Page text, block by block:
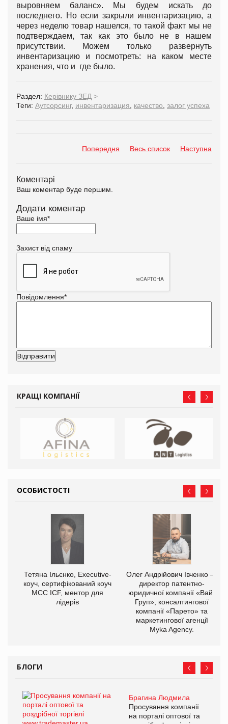
выровняем баланс». Мы будем искать до
последнего. Но если закрыли инвентаризацию, а
через неделю товар нашелся, то такой факт мы не
подтверждаем, так как это было не в нашем
присутствии. Можем только развернуть
инвентаризацию и посмотреть: на каком месте
хранения, что и где было.
Раздел: Керівнику ЗЕД >
Теги: Аутсорсинг, инвентаризация качество залог успеха
Попередня Весь список Наступна
Коментарі
Ваш коментар буде першим.
Додати коментар
Ваше імя*
Захист від спаму
Повідомлення*
КРАЩІ КОМПАНІЇ
ОСОБИСТОСТІ
Тетяна Ільєнко, Executive-
коуч, сертифікований коуч
МСС ICF, ментор для
лідерів
Олег Андрійович Івченко —
директор патентно-
юридичної компанії «Вайз
Груп», консалтингової
компанії «Парето» та
маркетингової агенції
Myka Agency.
БЛОГИ
Брагина Людмила
Просування компанії
на порталі оптової та